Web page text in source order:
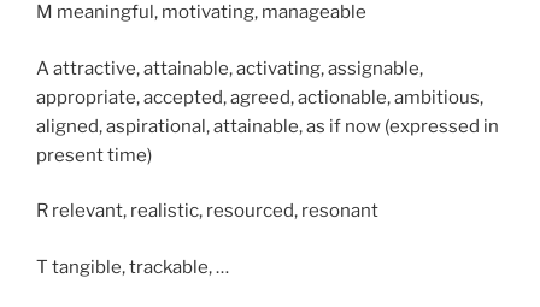
M meaningful, motivating, manageable
A attractive, attainable, activating, assignable,
appropriate, accepted, agreed, actionable, ambitious,
aligned, aspirational, attainable, as if now (expressed in
present time)
R relevant, realistic, resourced, resonant
T tangible, trackable, …